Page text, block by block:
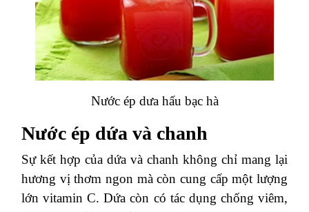
Nước ép dưa hấu bạc hà
Nước ép dứa và chanh
Sự kết hợp của dứa và chanh không chỉ mang lại
hương vị thơm ngon mà còn cung cấp một lượng
lớn vitamin C. Dứa còn có tác dụng chống viêm,